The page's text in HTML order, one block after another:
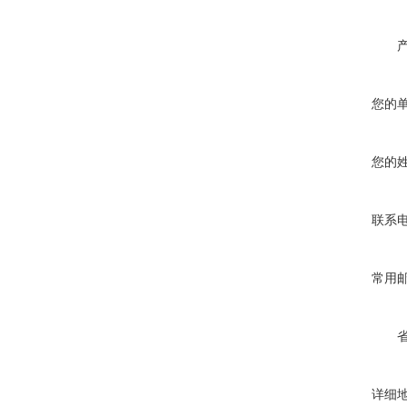
您的
您的
联系
常用
详细